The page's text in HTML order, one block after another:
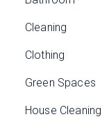
Cleaning
Clothing
Green Spaces
House Cleaning